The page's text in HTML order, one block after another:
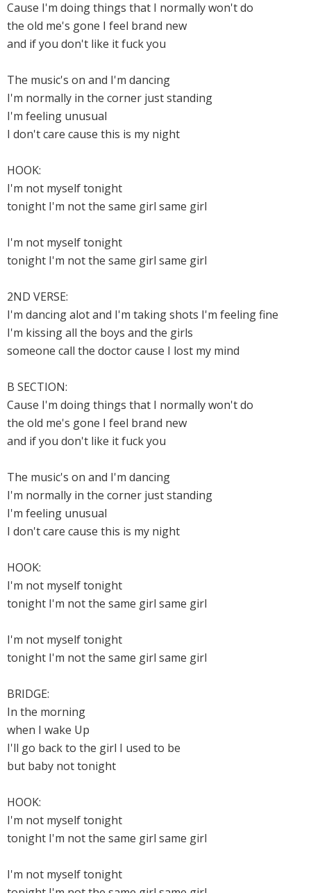
Cause I'm doing things that I normally won't do
the old me's gone I feel brand new
and if you don't like it fuck you
The music's on and I'm dancing
I'm normally in the corner just standing
I'm feeling unusual
I don't care cause this is my night
HOOK:
I'm not myself tonight
tonight I'm not the same girl same girl
I'm not myself tonight
tonight I'm not the same girl same girl
2ND VERSE:
I'm dancing alot and I'm taking shots I'm feeling fine
I'm kissing all the boys and the girls
someone call the doctor cause I lost my mind
B SECTION:
Cause I'm doing things that I normally won't do
the old me's gone I feel brand new
and if you don't like it fuck you
The music's on and I'm dancing
I'm normally in the corner just standing
I'm feeling unusual
I don't care cause this is my night
HOOK:
I'm not myself tonight
tonight I'm not the same girl same girl
I'm not myself tonight
tonight I'm not the same girl same girl
BRIDGE:
In the morning
when I wake Up
I'll go back to the girl I used to be
but baby not tonight
HOOK:
I'm not myself tonight
tonight I'm not the same girl same girl
I'm not myself tonight